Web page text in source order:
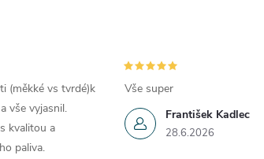
(měkké vs tvrdé)k
vše vyjasnil.
kvalitou a
paliva.
František Kadlec
28.6.2026
Vše super